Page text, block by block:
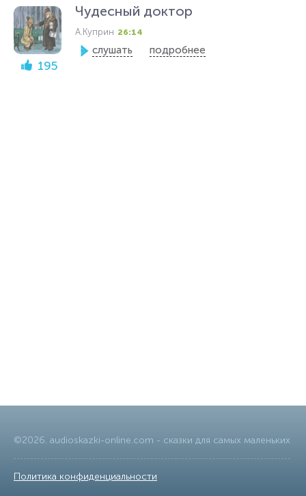
195
Чудесный доктор
А.Куприн 26:14
слушать подробнее
©2026. audioskazki-online.com - сказки для самых маленьких
Политика конфиденциальности